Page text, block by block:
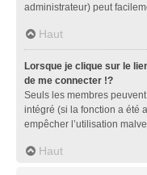
administrateur) peut
Haut
Lorsque je clique sur le
de me connecter !?
Seuls les membres
intégré (si la fonction a été
empêcher l’utilisation
Haut